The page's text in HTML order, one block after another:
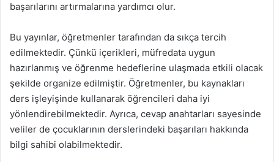
başarılarını artırmalarına yardımcı olur.
Bu yayınlar, öğretmenler tarafından da sıkça tercih
edilmektedir. Çünkü içerikleri, müfredata uygun
hazırlanmış ve öğrenme hedeflerine ulaşmada etkili olacak
şekilde organize edilmiştir. Öğretmenler, bu kaynakları
ders işleyişinde kullanarak öğrencileri daha iyi
yönlendirebilmektedir. Ayrıca, cevap anahtarları sayesinde
veliler de çocuklarının derslerindeki başarıları hakkında
bilgi sahibi olabilmektedir.